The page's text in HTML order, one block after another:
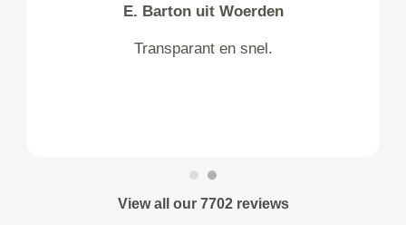
E. Barton uit Woerden
Transparant en snel.
View all our 7702 reviews